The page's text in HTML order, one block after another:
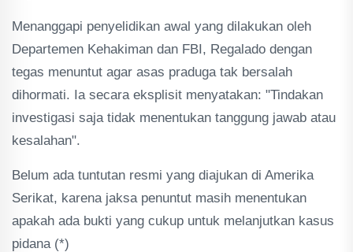
Menanggapi penyelidikan awal yang dilakukan oleh
Departemen Kehakiman dan FBI, Regalado dengan
tegas menuntut agar asas praduga tak bersalah
dihormati. Ia secara eksplisit menyatakan: "Tindakan
investigasi saja tidak menentukan tanggung jawab atau
kesalahan".
Belum ada tuntutan resmi yang diajukan di Amerika
Serikat, karena jaksa penuntut masih menentukan
apakah ada bukti yang cukup untuk melanjutkan kasus
pidana (*)